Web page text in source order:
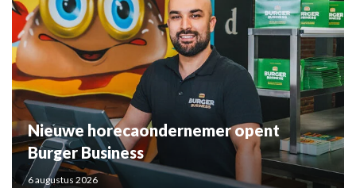
Nieuwe horecaondernemer opent
Burger Business
6 augustus 2026